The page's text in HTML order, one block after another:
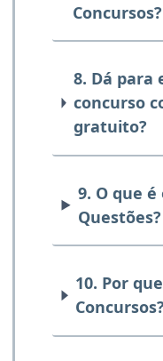
Concursos?
8. Dá para
concurso
gratuito?
9. O que é
Questões?
10. Por
Concursos?